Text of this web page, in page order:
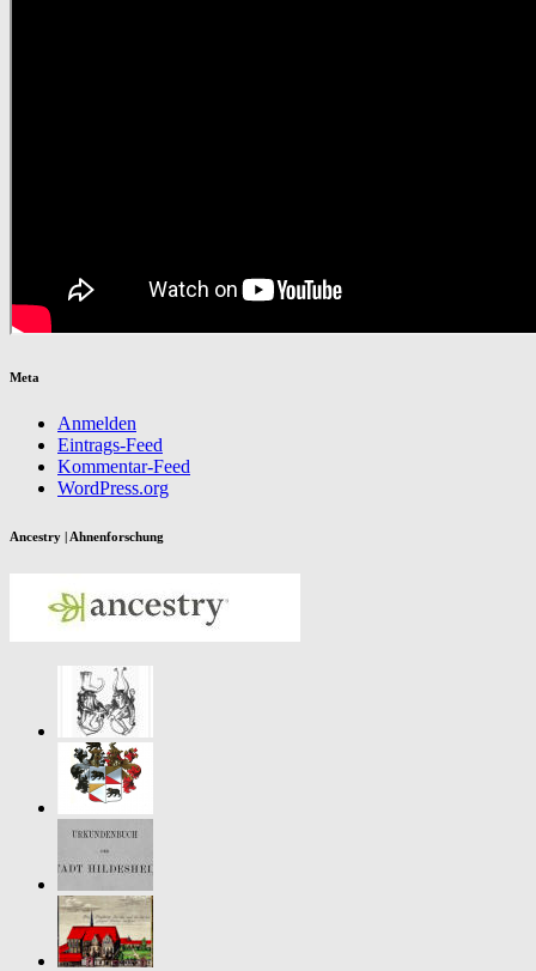
Meta
Anmelden
Eintrags-Feed
Kommentar-Feed
WordPress.org
Ancestry | Ahnenforschung